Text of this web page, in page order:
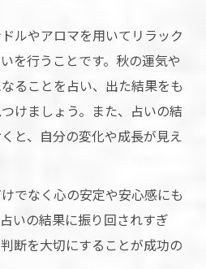
ルやアロマを用いてリラック
を行うことです。秋の運気や
ることを占い、出た結果をも
けましょう。また、占いの結
と、自分の変化や成長が見え
でなく心の安定や安心感にも
いの結果に振り回されすぎ
断を大切にすることが成功の